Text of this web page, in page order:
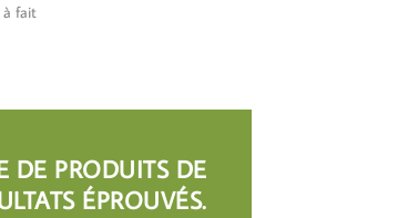
à fait
DE PRODUITS DE
ÉPROUVÉS.